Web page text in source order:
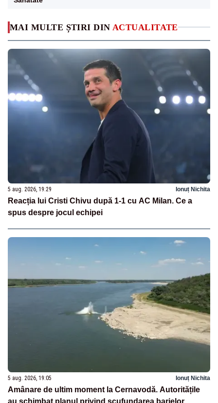
MAI MULTE ȘTIRI DIN ACTUALITATE
5 aug. 2026, 19:29 Ionuț Nichita
Reacția lui Cristi Chivu după 1-1 cu AC Milan. Ce a
spus despre jocul echipei
5 aug. 2026, 19:05 Ionuț Nichita
Amânare de ultim moment la Cernavodă. Autoritățile